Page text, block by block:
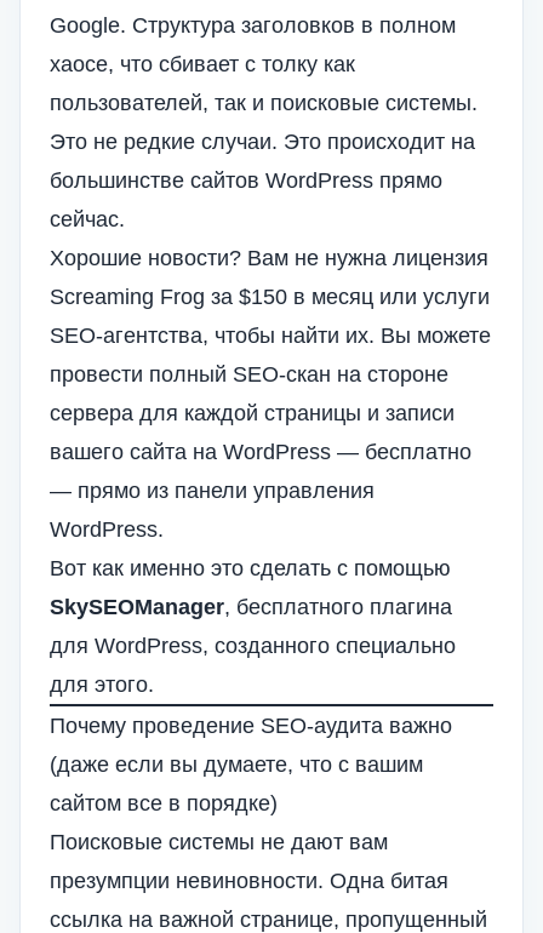
Google. Структура заголовков в полном
хаосе, что сбивает с толку как
пользователей, так и поисковые системы.
Это не редкие случаи. Это происходит на
большинстве сайтов WordPress прямо
сейчас.
Хорошие новости? Вам не нужна лицензия
Screaming Frog за $150 в месяц или услуги
SEO-агентства, чтобы найти их. Вы можете
провести полный SEO-скан на стороне
сервера для каждой страницы и записи
вашего сайта на WordPress — бесплатно
— прямо из панели управления
WordPress.
Вот как именно это сделать с помощью
SkySEOManager, бесплатного плагина
для WordPress, созданного специально
для этого.
Почему проведение SEO-аудита важно
(даже если вы думаете, что с вашим
сайтом все в порядке)
Поисковые системы не дают вам
презумпции невиновности. Одна битая
ссылка на важной странице, пропущенный